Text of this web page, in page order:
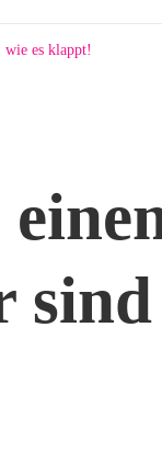
wie es klappt!